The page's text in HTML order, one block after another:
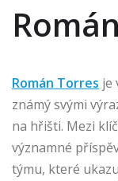
Román Torres je
známý svými
na hřišti. Mezi
významné
týmu, které